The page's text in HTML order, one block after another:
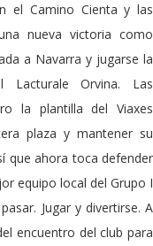
el Camino Cienta y las
nueva victoria como
a Navarra y jugarse la
Orvina. Las
la plantilla del Viaxes
plaza y mantener su
que ahora toca defender
equipo local del Grupo I
Jugar y divertirse. A
encuentro del club para